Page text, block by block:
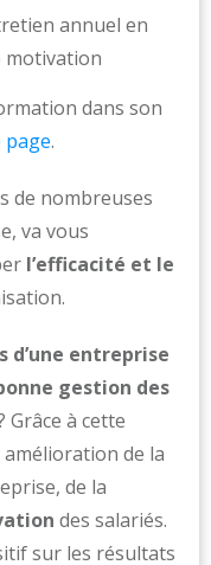
annuel en
motivation
dans son
page.
de nombreuses
va vous
l’efficacité et le
d’une entreprise
gestion des
Grâce à cette
de la
de la
des salariés.
sur les résultats